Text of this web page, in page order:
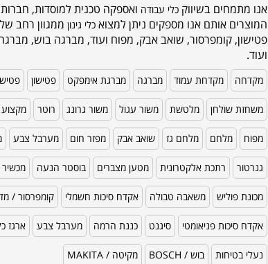
אנו מתמחים בשיווקכלי עבודה ואספקה טכנית למוסדות,
המוצרים אותם אנו מספקים ניתן למצואכלי גינון ממגוון רחב
פטישון, קומפרסור, שואב אבק, מפוח ועוד, מברגה בוש,
ועוד.
מקדחה מקדחת עמוד מברגה מברגת אימפקט פטישון
משחזת שולחן מלטשת משור עגול משור גרונג רוטר
מפוח מלחם מלחם גז שואב אבק מפזר חום מערבל צבע
גנרטור רתכת אלקטרונית מטען מצברים בוסטר הנעה
מכונת פוליש משאבה טבולה אקדח סיכות חשמלי קומפרסור /
אקדח סיכות פניאומטי סיגנט כננת הרמה מערבל צבע ארגז
נעלי בטיחות בוש / BOSCH מקיטה / MAKITA